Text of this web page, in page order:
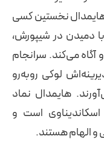
هایمدال نخستین کسی
دمیدن در شیپورش،
و آگاه می‌کند. سرانجام
لوکی رو‌به‌رو
هایمدال نماد
است و
و الهام هستند.